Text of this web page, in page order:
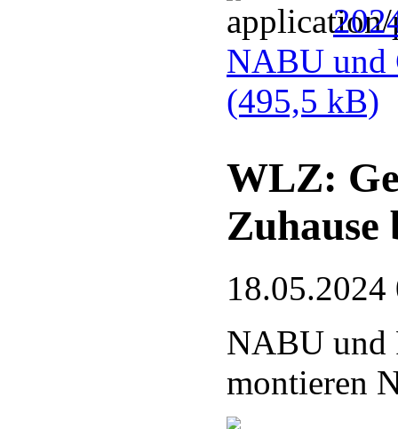
NABU und
(495,5 kB)
WLZ:
Zuhause
18.05.2024
NABU und
montieren